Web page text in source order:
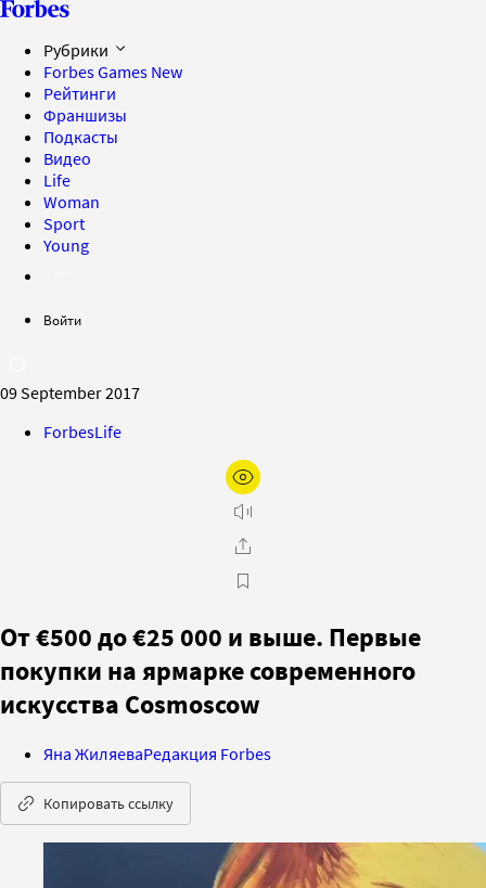
Рубрики
Forbes Games New
Рейтинги
Франшизы
Подкасты
Видео
Life
Woman
Sport
Young
Войти
09 September 2017
ForbesLife
От €500 до €25 000 и выше. Первые
покупки на ярмарке современного
искусства Cosmoscow
Яна ЖиляеваРедакция Forbes
Копировать ссылку